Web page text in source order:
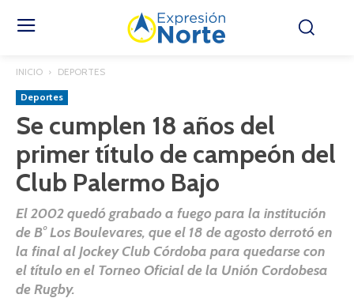
INICIO DEPORTES
Deportes
Se cumplen 18 años del
primer título de campeón del
Club Palermo Bajo
El 2002 quedó grabado a fuego para la institución
de B° Los Boulevares, que el 18 de agosto derrotó en
la final al Jockey Club Córdoba para quedarse con
el título en el Torneo Oficial de la Unión Cordobesa
de Rugby.